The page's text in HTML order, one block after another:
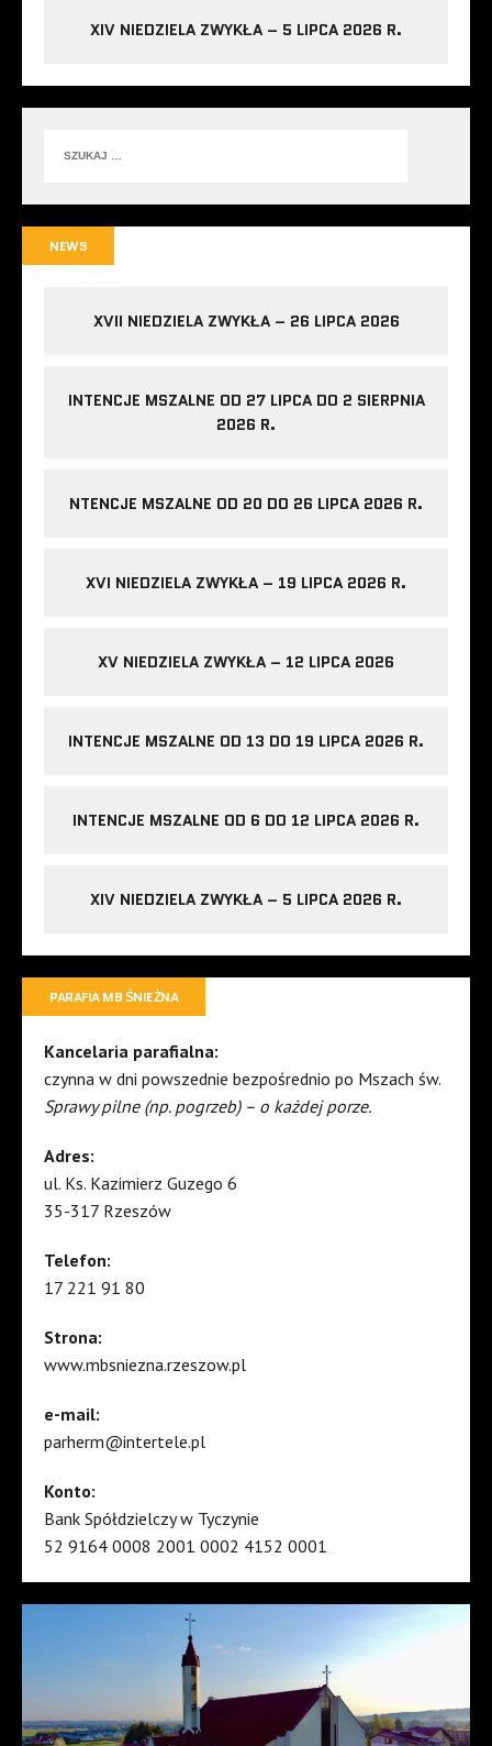
XIV NIEDZIELA ZWYKŁA – 5 LIPCA 2026 R.
NEWS
XVII NIEDZIELA ZWYKŁA – 26 LIPCA 2026
INTENCJE MSZALNE OD 27 LIPCA DO 2 SIERPNIA
2026 R.
NTENCJE MSZALNE OD 20 DO 26 LIPCA 2026 R.
XVI NIEDZIELA ZWYKŁA – 19 LIPCA 2026 R.
XV NIEDZIELA ZWYKŁA – 12 LIPCA 2026
INTENCJE MSZALNE OD 13 DO 19 LIPCA 2026 R.
INTENCJE MSZALNE OD 6 DO 12 LIPCA 2026 R.
XIV NIEDZIELA ZWYKŁA – 5 LIPCA 2026 R.
PARAFIA MB ŚNIEŻNA
Kancelaria parafialna:
czynna w dni powszednie bezpośrednio po Mszach św.
Sprawy pilne (np. pogrzeb) – o każdej porze.
Adres:
ul. Ks. Kazimierz Guzego 6
35-317 Rzeszów
Telefon:
17 221 91 80
Strona:
www.mbsniezna.rzeszow.pl
e-mail:
parherm@intertele.pl
Konto:
Bank Spółdzielczy w Tyczynie
52 9164 0008 2001 0002 4152 0001